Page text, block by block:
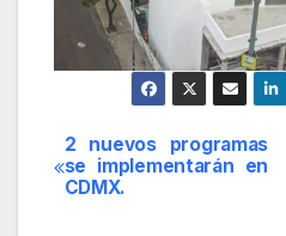
Navegación
de
2 nuevos programas
se implementarán en
CDMX.